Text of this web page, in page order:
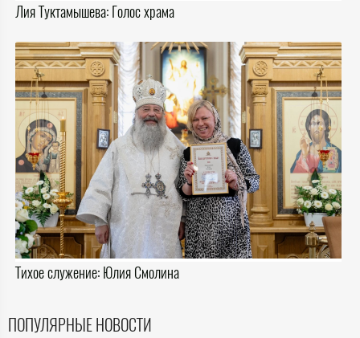
Лия Туктамышева: Голос храма
Тихое служение: Юлия Смолина
ПОПУЛЯРНЫЕ НОВОСТИ